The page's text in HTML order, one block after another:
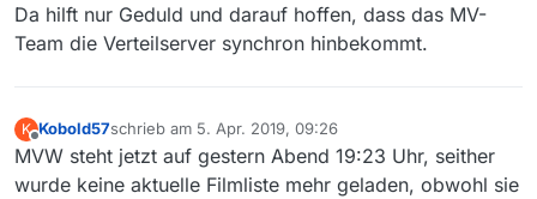
Da hilft nur Geduld und darauf hoffen, dass das MV-
Team die Verteilserver synchron hinbekommt.
K
Offline
Kobold57schrieb am 5. Apr. 2019, 09:26
zuletzt editiert von
MVW steht jetzt auf gestern Abend 19:23 Uhr, seither
wurde keine aktuelle Filmliste mehr geladen, obwohl sie